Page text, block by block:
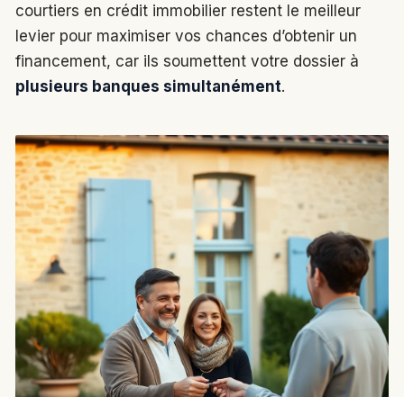
courtiers en crédit immobilier restent le meilleur
levier pour maximiser vos chances d’obtenir un
financement, car ils soumettent votre dossier à
plusieurs banques simultanément.